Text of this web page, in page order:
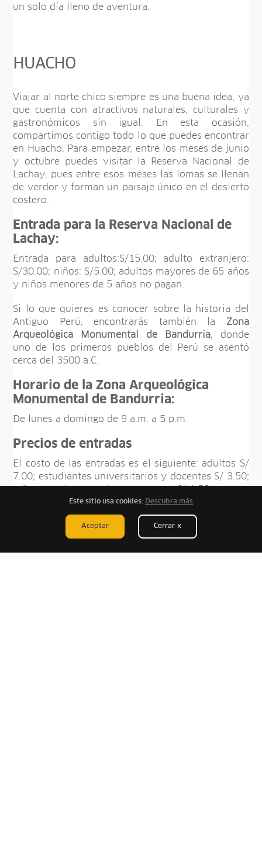
un solo día lleno de aventura.
HUACHO
Viajar al norte chico siempre es una buena idea, ya
que cuenta con atractivos naturales, culturales y
gastronómicos sin igual. En esta ocasión,
compartimos contigo todo lo que puedes encontrar
en Huacho. Para empezar, entre los meses de junio
y octubre puedes visitar la Reserva Nacional de
Lachay, pues entre esos meses las lomas se llenan
de verdor y forman un paisaje único en el desierto
costero.
Entrada para la Reserva Nacional de
Lachay:
Entrada para adultos:S/15.00; adulto extranjero:
S/30.00; niños: S/5.00; adultos mayores de 65 años
y niños menores de 5 años no pagan.
Si lo que quieres es conocer sobre la historia del
Antiguo Perú, encontrarás también la Zona
Arqueológica Monumental de Bandurria, donde
uno de los primeros pueblos del Perú se asentó
cerca del 3500 a.C.
Horario de la Zona Arqueológica
Monumental de Bandurria:
De lunes a domingo de 9 a.m. a 5 p.m.
Precios de entradas
El costo de las entradas es el siguiente: adultos S/
7.00; estudiantes universitarios y docentes S/ 3.50;
Este sitio usa cookies: Descubra más
Aceptar Cerrar x